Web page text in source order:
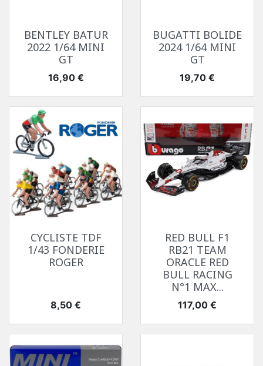
BENTLEY BATUR
2022 1/64 MINI
GT
Prix
16,90 €
BUGATTI BOLIDE
2024 1/64 MINI
GT
Prix
19,70 €
CYCLISTE TDF
1/43 FONDERIE
ROGER
Prix
8,50 €
RED BULL F1
RB21 TEAM
ORACLE RED
BULL RACING
N°1 MAX...
Prix
117,00 €